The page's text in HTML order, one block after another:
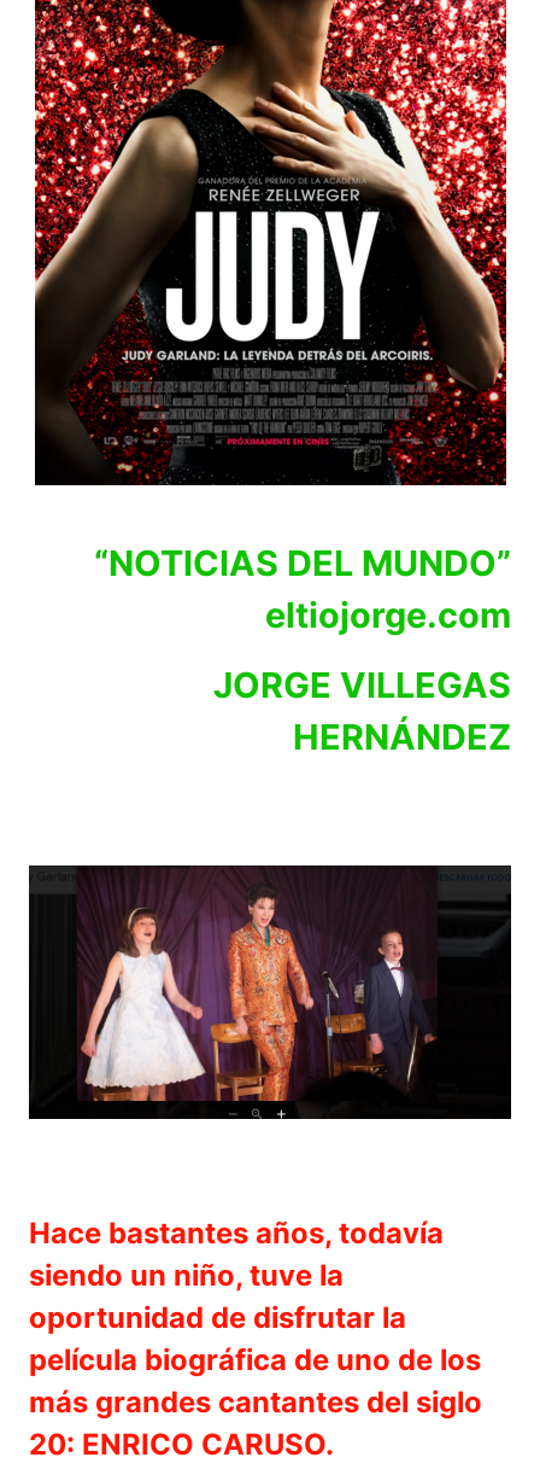
“NOTICIAS DEL MUNDO”
eltiojorge.com
JORGE VILLEGAS
HERNÁNDEZ
Hace bastantes años, todavía
siendo un niño, tuve la
oportunidad de disfrutar la
película biográfica de uno de los
más grandes cantantes del siglo
20: ENRICO CARUSO.